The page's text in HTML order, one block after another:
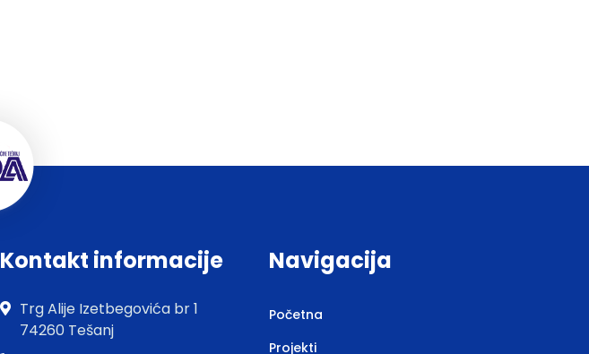
Kontakt informacije
Trg Alije Izetbegovića br 1
74260 Tešanj
Navigacija
Početna
Projekti